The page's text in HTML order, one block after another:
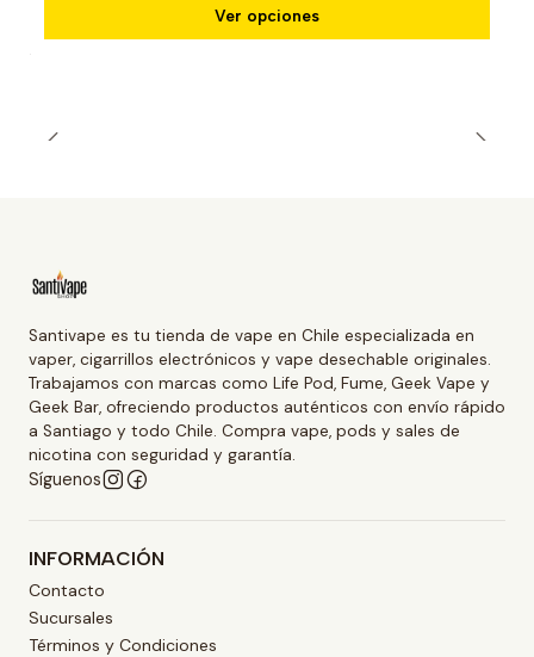
Ver opciones
Santivape es tu tienda de vape en Chile especializada en
vaper, cigarrillos electrónicos y vape desechable originales.
Trabajamos con marcas como Life Pod, Fume, Geek Vape y
Geek Bar, ofreciendo productos auténticos con envío rápido
a Santiago y todo Chile. Compra vape, pods y sales de
nicotina con seguridad y garantía.
Síguenos
INFORMACIÓN
Contacto
Sucursales
Términos y Condiciones